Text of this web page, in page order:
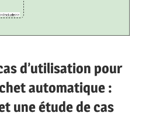
d’utilisation pour
automatique :
une étude de cas